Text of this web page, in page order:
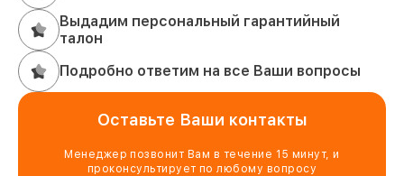
Выдадим персональный гарантийный
талон
Подробно ответим на все Ваши вопросы
Оставьте Ваши контакты
Менеджер позвонит Вам в течение 15 минут, и
проконсультирует по любому вопросу